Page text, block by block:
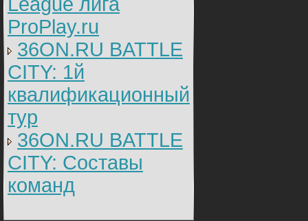
ProPlay.ru
36ON.RU BATTLE
CITY: 1й
квалификационный
тур
36ON.RU BATTLE
CITY: Составы
команд